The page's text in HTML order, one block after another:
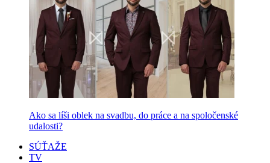
Ako sa líši oblek na svadbu, do práce a na spoločenské
udalosti?
SÚŤAŽE
TV